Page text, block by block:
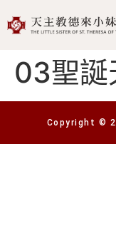
03聖誕
Copyright ©